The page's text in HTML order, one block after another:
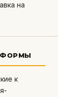
на
к